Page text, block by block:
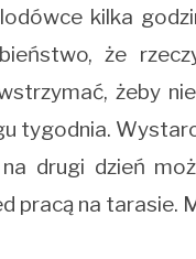
kilka
że
żeby
tygodnia.
drugi dzień
pracą na tarasie.